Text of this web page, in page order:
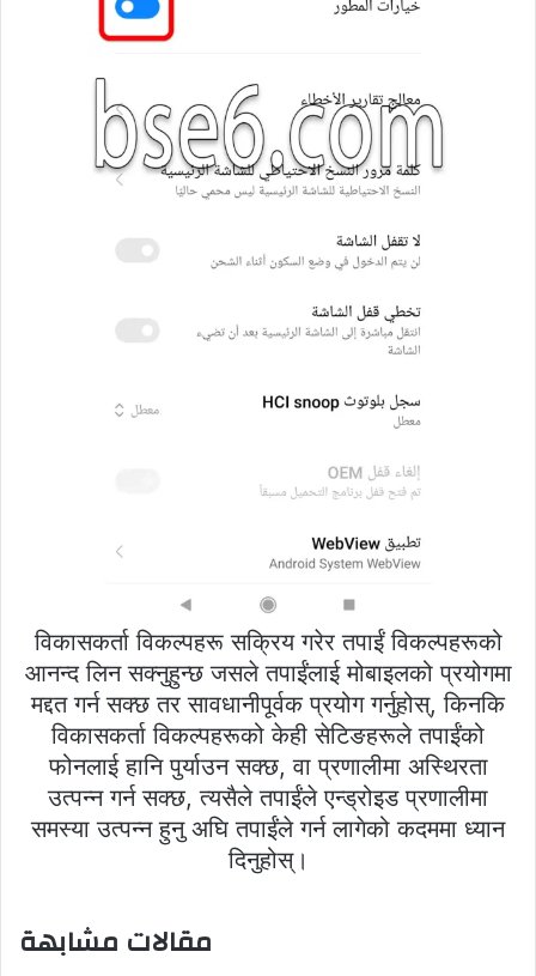
विकासकर्ता विकल्पहरू सक्रिय गरेर तपाईं विकल्पहरूको
आनन्द लिन सक्नुहुन्छ जसले तपाईंलाई मोबाइलको प्रयोगमा
मद्दत गर्न सक्छ तर सावधानीपूर्वक प्रयोग गर्नुहोस्, किनकि
विकासकर्ता विकल्पहरूको केही सेटिङहरूले तपाईंको
फोनलाई हानि पुर्याउन सक्छ, वा प्रणालीमा अस्थिरता
उत्पन्न गर्न सक्छ, त्यसैले तपाईंले एन्ड्रोइड प्रणालीमा
समस्या उत्पन्न हुनु अघि तपाईंले गर्न लागेको कदममा ध्यान
दिनुहोस्।
مقالات مشابهة